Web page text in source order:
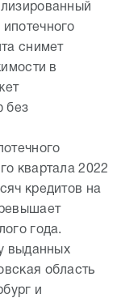
снимет
в
без
квартала 2022
кредитов на
года.
выданных
область
и